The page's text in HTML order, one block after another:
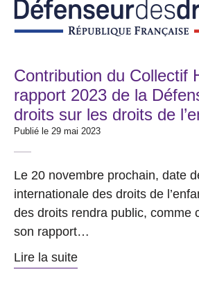
Contribution du Collectif
rapport 2023 de la
droits sur les droits de
Publié le 29 mai 2023
Le 20 novembre prochain, date
internationale des droits de
des droits rendra public, comme
son rapport…
Lire la suite